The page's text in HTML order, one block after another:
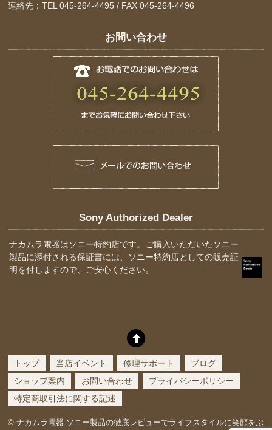
連絡先：TEL 045-264-4495 / FAX 045-264-4496
お問い合わせ
Sony Authorized Dealer
ナカムラ電器はソニー特約店です。ご購入いただいたソニー
製品に添付される保証書には、ソニー特約店としての販売証
明を付しますので、ご安心ください。
トップ 当店イベント 修理サポート
ブログ
ショップ案内
お問い合わせ
プライバシーポリシー
特定商取引法に関する記述
©ナカムラ電器-ソニー製品の徹底レビューでライフスタイルに笑顔をぷ